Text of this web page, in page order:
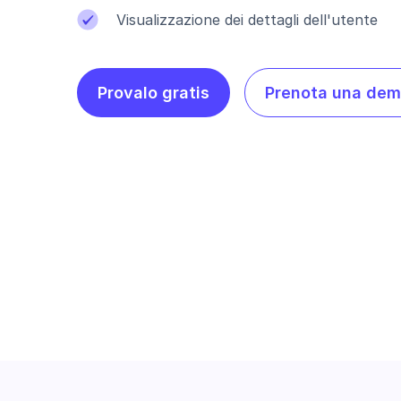
Visualizzazione dei dettagli dell'utente
Provalo gratis Prenota una